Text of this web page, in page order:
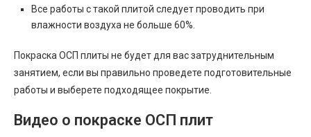
Все работы с такой плитой следует проводить при
влажности воздуха не больше 60%.
Покраска ОСП плиты не будет для вас затруднительным
занятием, если вы правильно проведете подготовительные
работы и выберете подходящее покрытие.
Видео о покраске ОСП плит